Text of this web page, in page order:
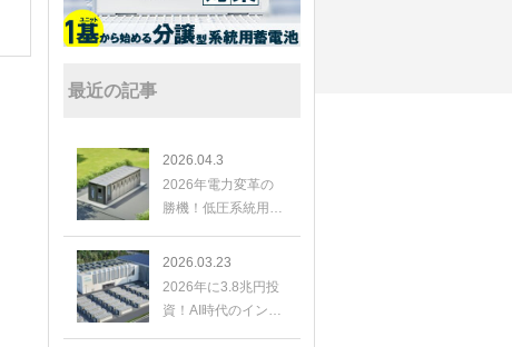
最近の記事
2026.04.3
2026年電力変革の
勝機！低圧系統用蓄
たな投資と高利回り
投資
2026.03.23
2026年に3.8兆円投
資！AI時代のインフ